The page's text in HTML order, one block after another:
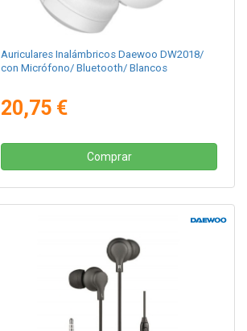
Auriculares Inalámbricos Daewoo DW2018/
con Micrófono/ Bluetooth/ Blancos
20,75 €
Comprar